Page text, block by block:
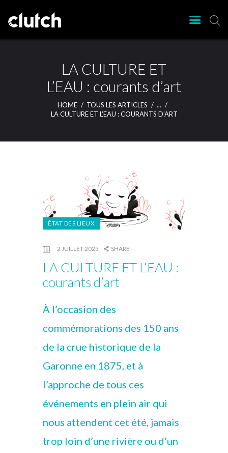
LA CULTURE ET
L’EAU : courants d’art
HOME TOUS LES ARTICLES
...
LA CULTURE ET L’EAU : COURANTS D’ART
Clutch Webzine
Agenda
Nos éditions
Magazine
Articles
ÉTAT DES LIEUX
2 JUILLET 2025 SHARE
LA CULTURE ET L’EAU :
courants d’art
À l’occasion des
commémorations des 150 ans
de la crue historique de la
Garonne en 1875, et à
l’approche de tous ces
événements en plein air qui
nous attendent cet été, jamais
trop loin d’une rivière ou d’un